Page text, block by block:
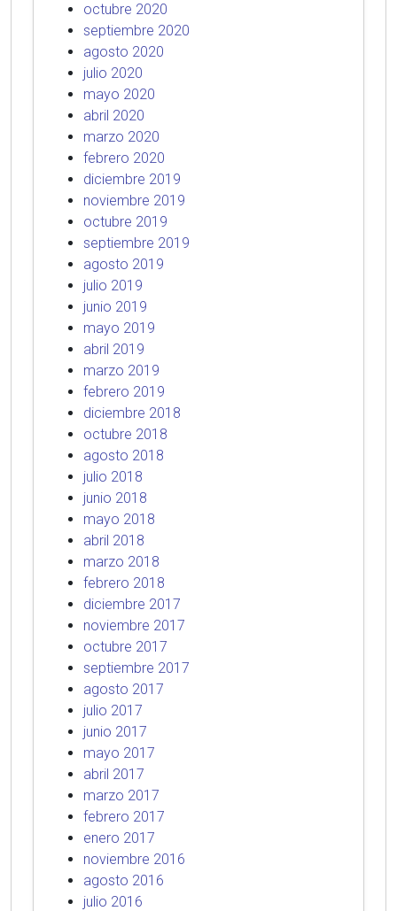
octubre 2020
septiembre 2020
agosto 2020
julio 2020
mayo 2020
abril 2020
marzo 2020
febrero 2020
diciembre 2019
noviembre 2019
octubre 2019
septiembre 2019
agosto 2019
julio 2019
junio 2019
mayo 2019
abril 2019
marzo 2019
febrero 2019
diciembre 2018
octubre 2018
agosto 2018
julio 2018
junio 2018
mayo 2018
abril 2018
marzo 2018
febrero 2018
diciembre 2017
noviembre 2017
octubre 2017
septiembre 2017
agosto 2017
julio 2017
junio 2017
mayo 2017
abril 2017
marzo 2017
febrero 2017
enero 2017
noviembre 2016
agosto 2016
julio 2016